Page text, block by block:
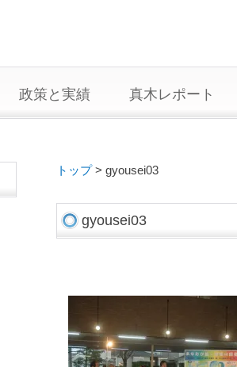
政策と実績 真木レポート
トップ> gyousei03
gyousei03